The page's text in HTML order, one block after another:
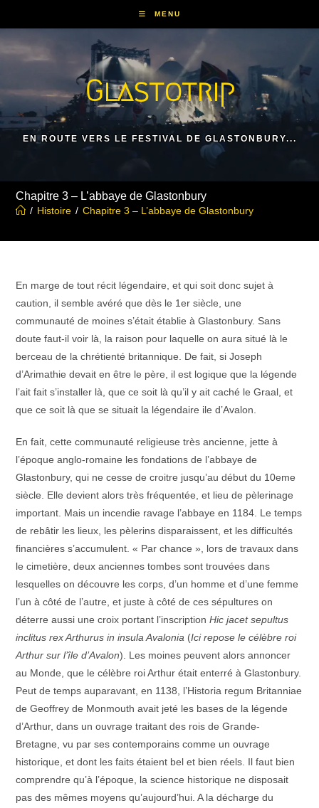
content
MENU
Glastotrip
EN ROUTE VERS LE FESTIVAL DE GLASTONBURY...
Chapitre 3 – L’abbaye de Glastonbury
/ Histoire / Chapitre 3 – L’abbaye de Glastonbury
En marge de tout récit légendaire, et qui soit donc sujet à
caution, il semble avéré que dès le 1er siècle, une
communauté de moines s’était établie à Glastonbury. Sans
doute faut-il voir là, la raison pour laquelle on aura situé là le
berceau de la chrétienté britannique. De fait, si Joseph
d’Arimathie devait en être le père, il est logique que la légende
l’ait fait s’installer là, que ce soit là qu’il y ait caché le Graal, et
que ce soit là que se situait la légendaire ile d’Avalon.
En fait, cette communauté religieuse très ancienne, jette à
l’époque anglo-romaine les fondations de l’abbaye de
Glastonbury, qui ne cesse de croitre jusqu’au début du 10eme
siècle. Elle devient alors très fréquentée, et lieu de pèlerinage
important. Mais un incendie ravage l’abbaye en 1184. Le temps
de rebâtir les lieux, les pèlerins disparaissent, et les difficultés
financières s’accumulent. « Par chance », lors de travaux dans
le cimetière, deux anciennes tombes sont trouvées dans
lesquelles on découvre les corps, d’un homme et d’une femme
l’un à côté de l’autre, et juste à côté de ces sépultures on
déterre aussi une croix portant l’inscriptionHic jacet sepultus
inclitus rex Arthurus in insula Avalonia (Ici repose le célèbre roi
Arthur sur l’île d’Avalon). Les moines peuvent alors annoncer
au Monde, que le célèbre roi Arthur était enterré à Glastonbury.
Peut de temps auparavant, en 1138, l’Historia regum Britanniae
de Geoffrey de Monmouth avait jeté les bases de la légende
d’Arthur, dans un ouvrage traitant des rois de Grande-
Bretagne, vu par ses contemporains comme un ouvrage
historique, et dont les faits étaient bel et bien réels. Il faut bien
comprendre qu’à l’époque, la science historique ne disposait
pas des mêmes moyens qu’aujourd’hui. A la décharge du